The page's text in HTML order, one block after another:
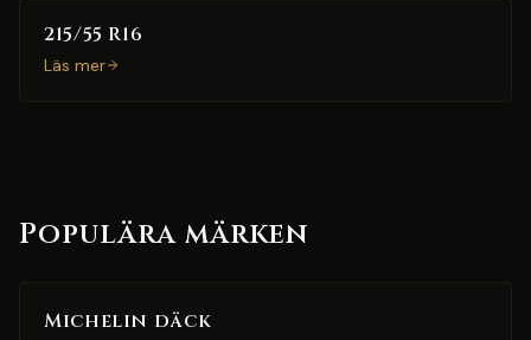
215/55 R16
Läs mer
Populära märken
Michelin däck